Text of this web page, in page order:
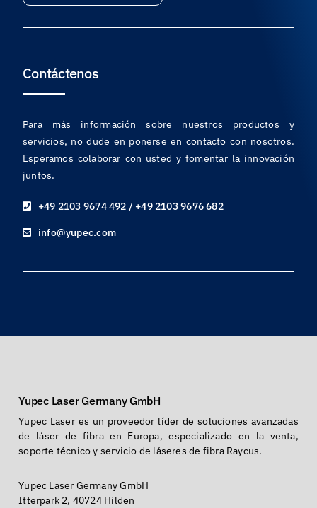
Contáctenos
Para más información sobre nuestros productos y
servicios, no dude en ponerse en contacto con nosotros.
Esperamos colaborar con usted y fomentar la innovación
juntos.
+49 2103 9674 492 / +49 2103 9676 682
info@yupec.com
Yupec Laser Germany GmbH
Yupec Laser es un proveedor líder de soluciones avanzadas
de láser de fibra en Europa, especializado en la venta,
soporte técnico y servicio de láseres de fibra Raycus.
Yupec Laser Germany GmbH
Itterpark 2, 40724 Hilden